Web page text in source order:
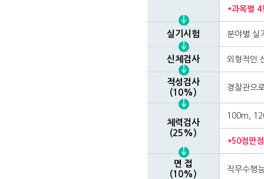
*과목별 4
실기시험 분야별 실
신체검사 외형적인
적성검사
(10%)
경찰관으
체력검사
(25%)
100m,
*50점만
면 접
(10%)
직무수행